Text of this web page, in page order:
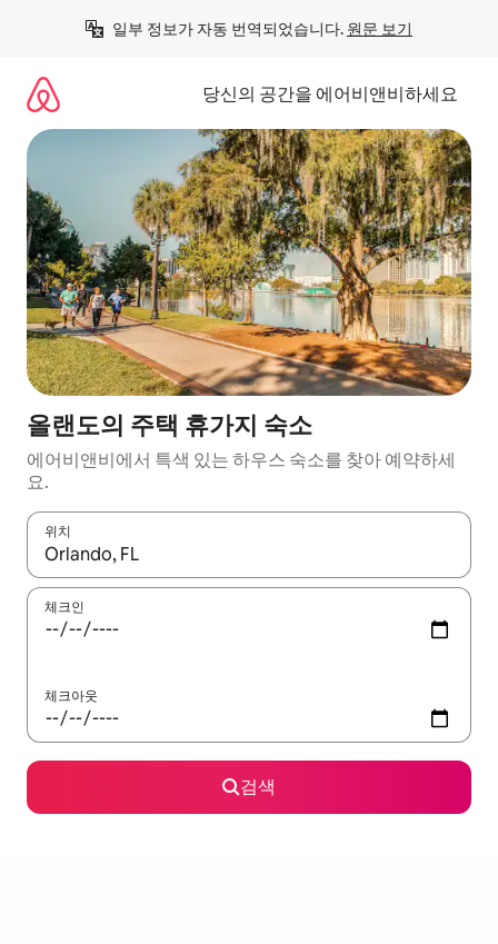
일부 정보가 자동 번역되었습니다. 원문 보기
당신의 공간을 에어비앤비하세요
올랜도의 주택 휴가지 숙소
에어비앤비에서 특색 있는 하우스 숙소를 찾아 예약하세
요.
위치
결과가 나오면 위·아래 화살표 키를 사용하거나 터치 또는 스와이
체크인
체크아웃
검색